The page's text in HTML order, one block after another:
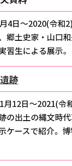
4日～2020(令和
郷土史家・山口
習生による展示。
跡
12日～2021(令
の出土の縄文時
ケースで紹介。